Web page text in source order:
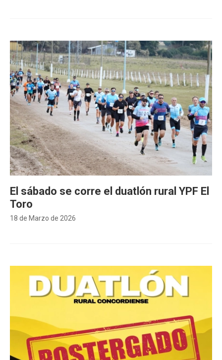
18 de Marzo de 2026
El sábado se corre el duatlón rural YPF El
Toro